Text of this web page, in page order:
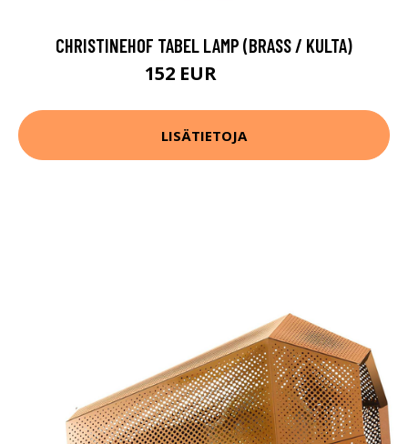
CHRISTINEHOF TABEL LAMP (BRASS / KULTA)
152 EUR
LISÄTIETOJA